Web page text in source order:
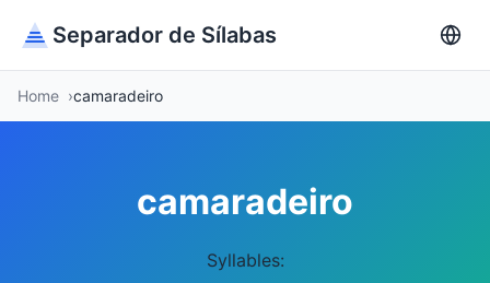
Separador de Sílabas
Home camaradeiro
camaradeiro
Syllables: